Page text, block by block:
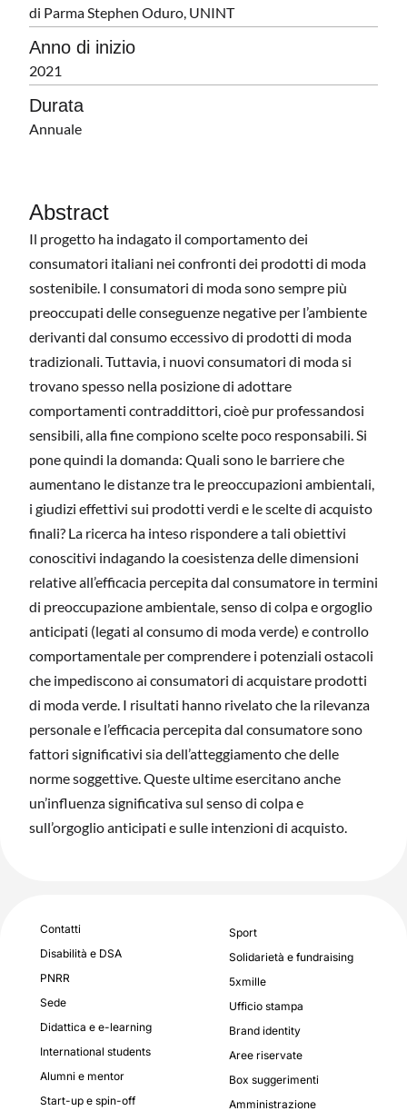
di Parma Stephen Oduro, UNINT
Anno di inizio
2021
Durata
Annuale
Abstract
Il progetto ha indagato il comportamento dei
consumatori italiani nei confronti dei prodotti di moda
sostenibile. I consumatori di moda sono sempre più
preoccupati delle conseguenze negative per l’ambiente
derivanti dal consumo eccessivo di prodotti di moda
tradizionali. Tuttavia, i nuovi consumatori di moda si
trovano spesso nella posizione di adottare
comportamenti contraddittori, cioè pur professandosi
sensibili, alla fine compiono scelte poco responsabili. Si
pone quindi la domanda: Quali sono le barriere che
aumentano le distanze tra le preoccupazioni ambientali,
i giudizi effettivi sui prodotti verdi e le scelte di acquisto
finali? La ricerca ha inteso rispondere a tali obiettivi
conoscitivi indagando la coesistenza delle dimensioni
relative all’efficacia percepita dal consumatore in termini
di preoccupazione ambientale, senso di colpa e orgoglio
anticipati (legati al consumo di moda verde) e controllo
comportamentale per comprendere i potenziali ostacoli
che impediscono ai consumatori di acquistare prodotti
di moda verde. I risultati hanno rivelato che la rilevanza
personale e l’efficacia percepita dal consumatore sono
fattori significativi sia dell’atteggiamento che delle
norme soggettive. Queste ultime esercitano anche
un’influenza significativa sul senso di colpa e
sull’orgoglio anticipati e sulle intenzioni di acquisto.
Contatti
Disabilità e DSA
PNRR
Sede
Didattica e e-learning
International students
Alumni e mentor
Start-up e spin-off
Sport
Solidarietà e fundraising
5xmille
Ufficio stampa
Brand identity
Aree riservate
Box suggerimenti
Amministrazione